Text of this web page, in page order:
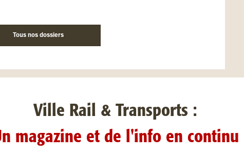
Tous nos dossiers
Ville Rail & Transports :
magazine et de l'info en continu